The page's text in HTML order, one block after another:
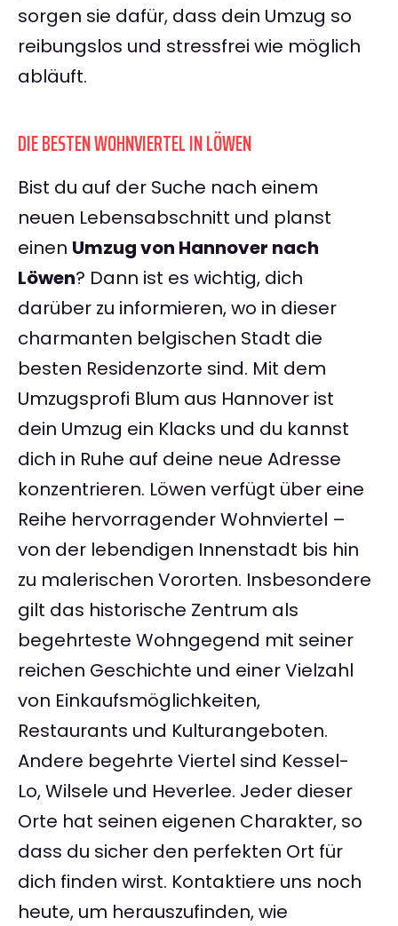
sorgen sie dafür, dass dein Umzug so
reibungslos und stressfrei wie möglich
abläuft.
DIE BESTEN WOHNVIERTEL IN LÖWEN
Bist du auf der Suche nach einem
neuen Lebensabschnitt und planst
einen Umzug von Hannover nach
Löwen? Dann ist es wichtig, dich
darüber zu informieren, wo in dieser
charmanten belgischen Stadt die
besten Residenzorte sind. Mit dem
Umzugsprofi Blum aus Hannover ist
dein Umzug ein Klacks und du kannst
dich in Ruhe auf deine neue Adresse
konzentrieren. Löwen verfügt über eine
Reihe hervorragender Wohnviertel –
von der lebendigen Innenstadt bis hin
zu malerischen Vororten. Insbesondere
gilt das historische Zentrum als
begehrteste Wohngegend mit seiner
reichen Geschichte und einer Vielzahl
von Einkaufsmöglichkeiten,
Restaurants und Kulturangeboten.
Andere begehrte Viertel sind Kessel-
Lo, Wilsele und Heverlee. Jeder dieser
Orte hat seinen eigenen Charakter, so
dass du sicher den perfekten Ort für
dich finden wirst. Kontaktiere uns noch
heute, um herauszufinden, wie